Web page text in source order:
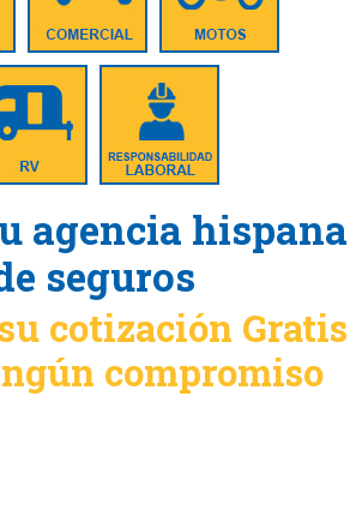
agencia hispana
seguros
cotización Gratis
compromiso